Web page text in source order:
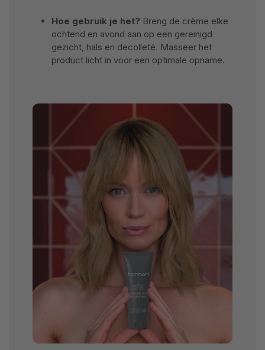
Hoe gebruik je het? Breng de crème elke
ochtend en avond aan op een gereinigd
gezicht, hals en decolleté. Masseer het
product licht in voor een optimale opname.